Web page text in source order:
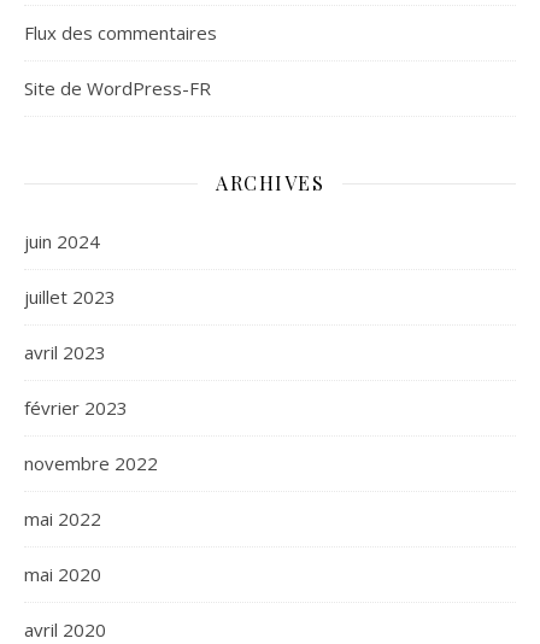
Flux des commentaires
Site de WordPress-FR
ARCHIVES
juin 2024
juillet 2023
avril 2023
février 2023
novembre 2022
mai 2022
mai 2020
avril 2020